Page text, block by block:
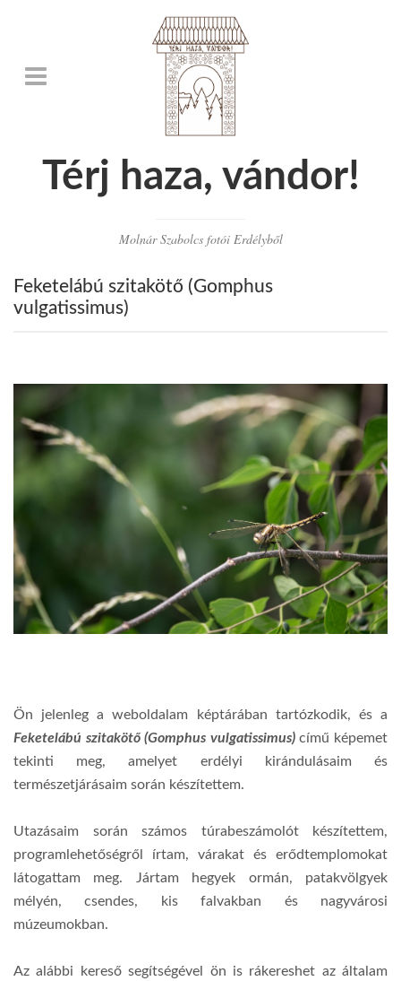
Térj haza, vándor!
Molnár Szabolcs fotói Erdélyből
Feketelábú szitakötő (Gomphus
vulgatissimus)
Ön jelenleg a weboldalam képtárában tartózkodik, és a
Feketelábú szitakötő (Gomphus vulgatissimus)című képemet
tekinti meg, amelyet erdélyi kirándulásaim és
természetjárásaim során készítettem.
Utazásaim során számos túrabeszámolót készítettem,
programlehetőségről írtam, várakat és erődtemplomokat
látogattam meg. Jártam hegyek ormán, patakvölgyek
mélyén, csendes, kis falvakban és nagyvárosi
múzeumokban.
Az alábbi kereső segítségével ön is rákereshet az általam